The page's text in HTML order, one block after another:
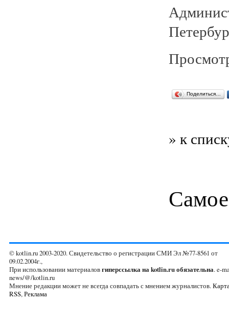
Поделиться…
» к
© kotlin.ru 2003-2020. Свидетельство о регистрации СМИ Эл №77-8561 от
09.02.2004г.,
При использовании материаловгиперссылка на kotlin.ru обязательна. e-
news/@/kotlin.ru
Мнение редакции может не всегда совпадать с мнением журналистов.
RSS,Реклама